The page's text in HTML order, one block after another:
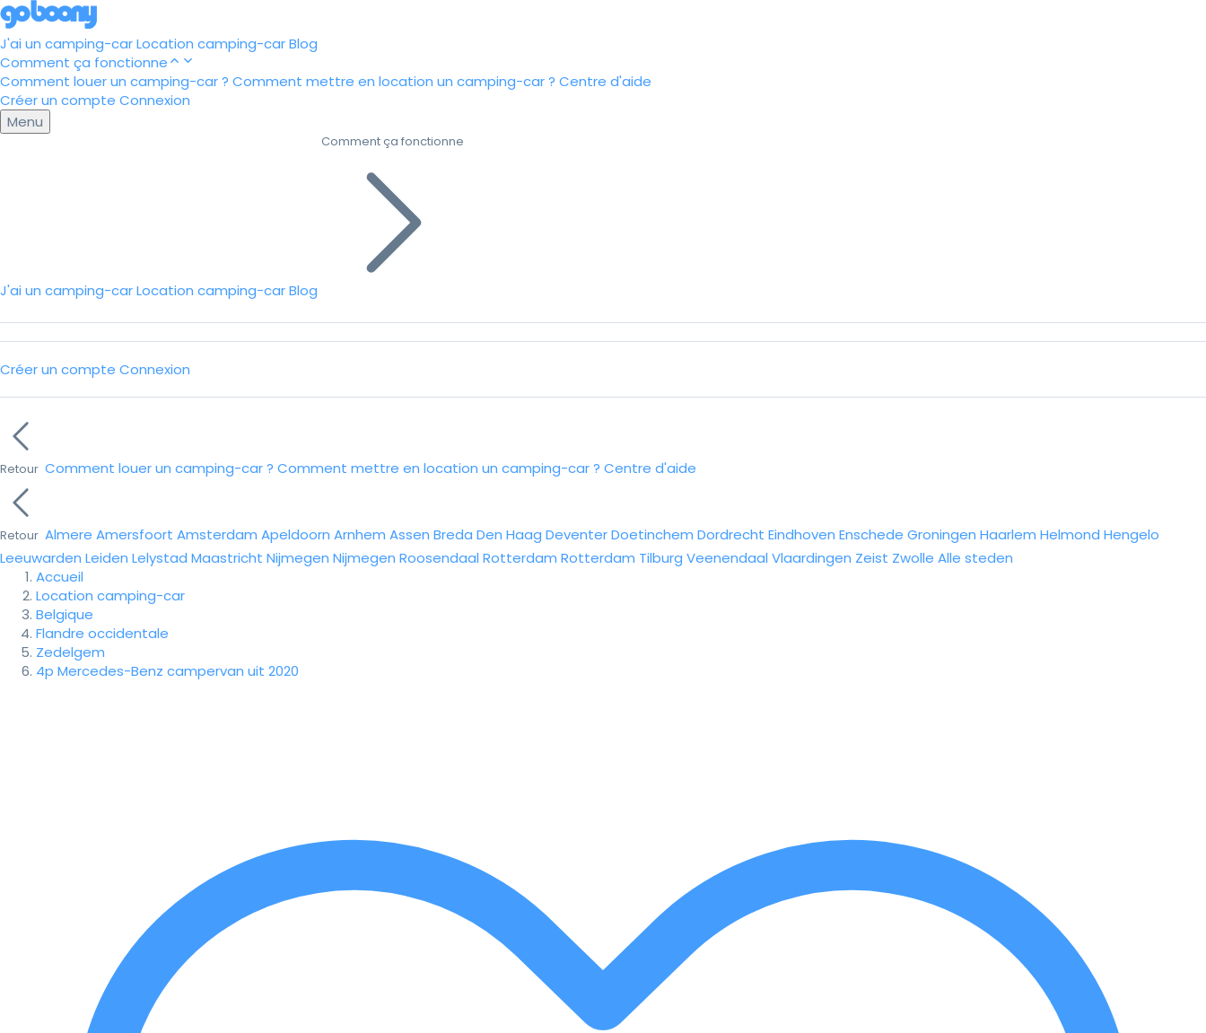
J'ai un camping-carLocation camping-carBlog
Comment ça fonctionne
Comment louer un camping-car ? Comment mettre en location un camping-car ? Centre d'aide
Créer un compte Connexion
Menu
J'ai un camping-carLocation camping-carBlog
Comment ça fonctionne
Créer un compte Connexion
Retour Comment louer un camping-car ? Comment mettre en location un camping-car ? Centre d'aide
Retour Almere Amersfoort Amsterdam Apeldoorn Arnhem Assen Breda Den Haag DeventerDoetinchem Dordrecht Eindhoven Enschede Groningen Haarlem Helmond Hengelo
Leeuwarden Leiden Lelystad Maastricht Nijmegen Nijmegen Roosendaal Rotterdam Rotterdam Tilburg Veenendaal Vlaardingen Zeist Zwolle Alle steden
Accueil
Location camping-car
Belgique
Flandre occidentale
Zedelgem
4p Mercedes-Benz campervan uit 2020